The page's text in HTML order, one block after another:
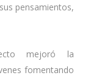
pensamientos,
mejoró la
fomentando